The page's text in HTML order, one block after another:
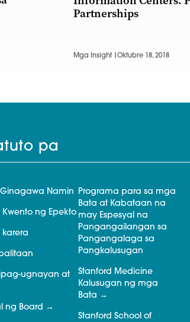
Partnerships
Mga Insight | Oktubre 18, 2018
pa
Namin
ng Epekto
ugnayan at
ng Board
Programa para sa mga
Bata at Kabataan na
may Espesyal na
Pangangailangan sa
Pangangalaga sa
Pangkalusugan
Stanford Medicine
Kalusugan ng mga
Bata
Stanford School of